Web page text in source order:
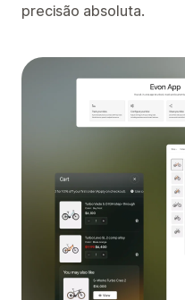
precisão absoluta.